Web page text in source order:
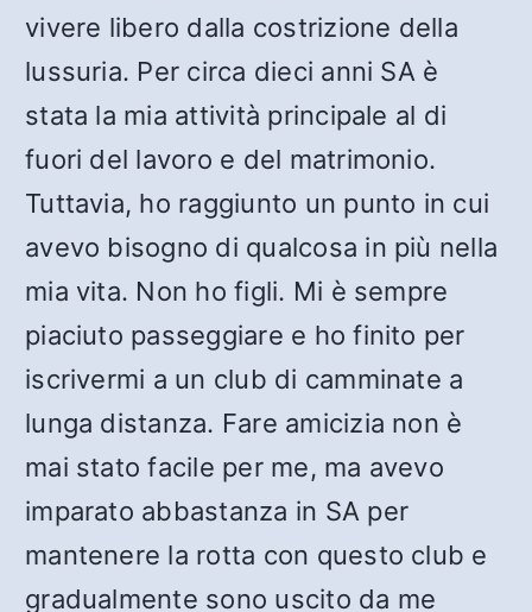
vivere libero dalla costrizione della
lussuria. Per circa dieci anni SA è
stata la mia attività principale al di
fuori del lavoro e del matrimonio.
Tuttavia, ho raggiunto un punto in cui
avevo bisogno di qualcosa in più nella
mia vita. Non ho figli. Mi è sempre
piaciuto passeggiare e ho finito per
iscrivermi a un club di camminate a
lunga distanza. Fare amicizia non è
mai stato facile per me, ma avevo
imparato abbastanza in SA per
mantenere la rotta con questo club e
gradualmente sono uscito da me